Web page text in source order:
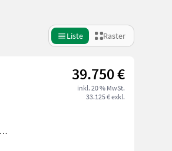
Liste Raster
39.750 €
inkl. 20 % MwSt.
33.125 € exkl.